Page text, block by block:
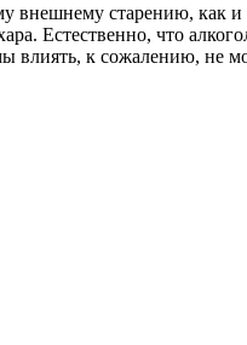
внешнему старению, как
Естественно, что
влиять, к сожалению, не